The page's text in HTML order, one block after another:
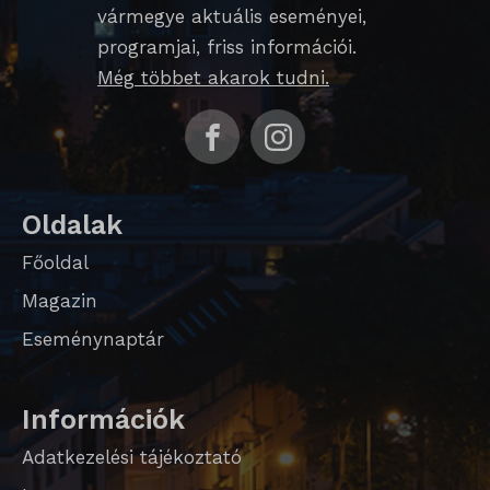
vármegye aktuális eseményei,
programjai, friss információi.
Még többet akarok tudni.
Oldalak
Főoldal
Magazin
Eseménynaptár
Információk
Adatkezelési tájékoztató
_qimei_i_3
_qimei_uuid42
cato_fw_inet
cookieyes-consent
domain
i18next
SL_G_WPT_TO